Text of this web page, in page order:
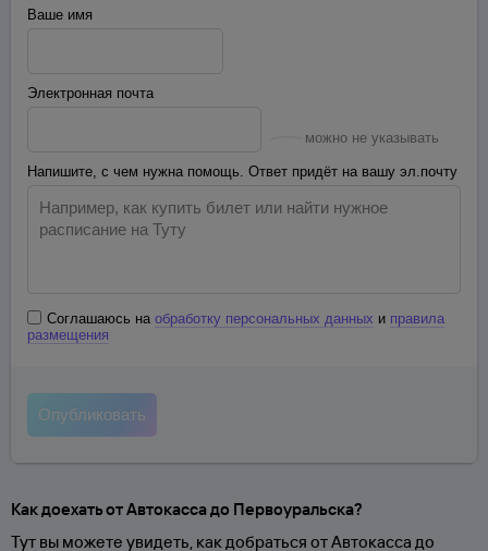
Ваше имя
Электронная почта
можно не указывать
Напишите, с чем нужна помощь. Ответ придёт на вашу эл.почту
Соглашаюсь на обработку персональных данных и правила
размещения
Как доехать от Автокасса до Первоуральска?
Тут вы можете увидеть, как добраться от Автокасса до